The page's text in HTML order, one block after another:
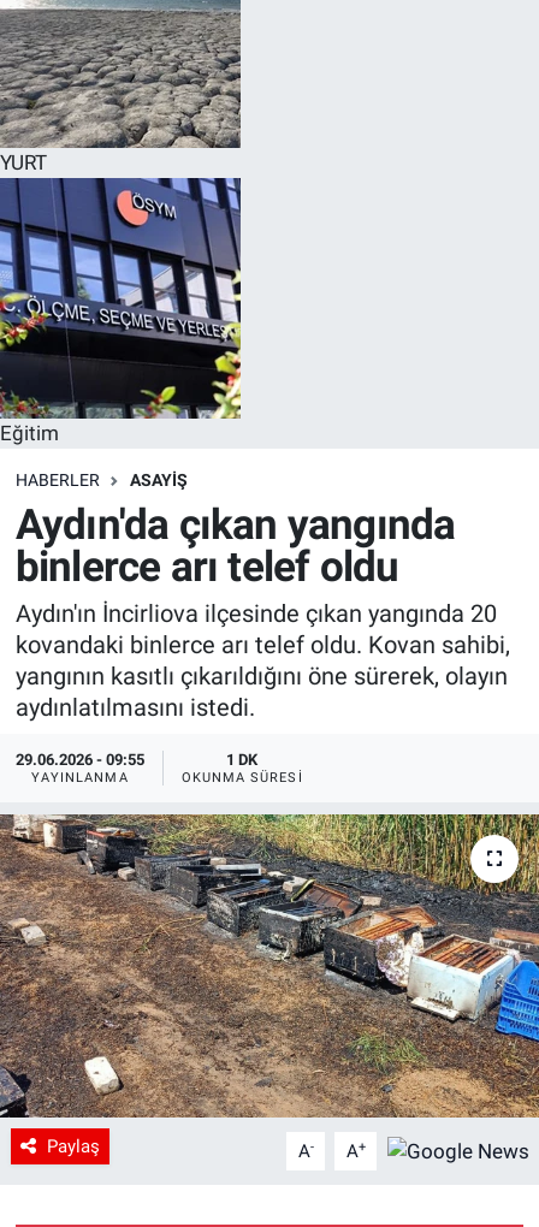
YURT
Eğitim
HABERLER ASAYİŞ
Aydın'da çıkan yangında
binlerce arı telef oldu
Aydın'ın İncirliova ilçesinde çıkan yangında 20
kovandaki binlerce arı telef oldu. Kovan sahibi,
yangının kasıtlı çıkarıldığını öne sürerek, olayın
aydınlatılmasını istedi.
29.06.2026 - 09:55
YAYINLANMA
1 DK
OKUNMA SÜRESI
Paylaş A- A+